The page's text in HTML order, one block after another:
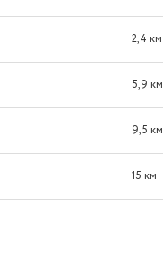
2,4 км
5,9 км
9,5 км
15 км